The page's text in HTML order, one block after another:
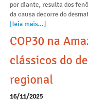
por diante, resulta dos
da causa decorre do
[leia mais...]
COP30 na
clássicos do
regional
16/11/2025